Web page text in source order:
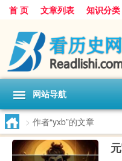
首 页 文章列表 知识分类
网站导航
> 作者“yxb”的文章